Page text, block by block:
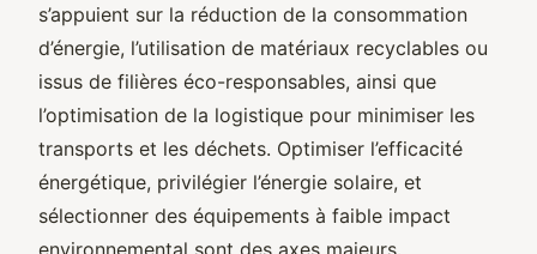
s’appuient sur la réduction de la consommation
d’énergie, l’utilisation de matériaux recyclables ou
issus de filières éco-responsables, ainsi que
l’optimisation de la logistique pour minimiser les
transports et les déchets. Optimiser l’efficacité
énergétique, privilégier l’énergie solaire, et
sélectionner des équipements à faible impact
environnemental sont des axes majeurs.